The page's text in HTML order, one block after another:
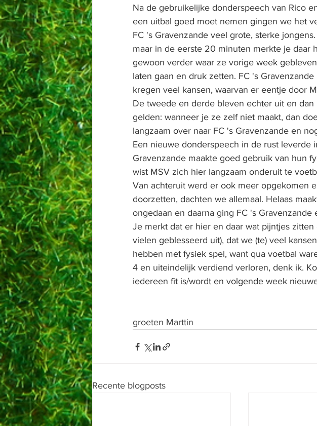
Na de gebruikelijke donderspeech van Rico
een uitbal goed moet nemen gingen we het
FC 's Gravenzande veel grote, sterke
maar in de eerste 20 minuten merkte je daar
gewoon verder waar ze vorige week
laten gaan en druk zetten. FC 's
kregen veel kansen, waarvan er eentje door
De tweede en derde bleven echter uit en
gelden: wanneer je ze zelf niet maakt, dan
langzaam over naar FC 's Gravenzande en
Een nieuwe donderspeech in de rust leverde
Gravenzande maakte goed gebruik van hun
wist MSV zich hier langzaam onderuit te
Van achteruit werd er ook meer opgekomen
doorzetten, dachten we allemaal. Helaas
ongedaan en daarna ging FC 's
Je merkt dat er hier en daar wat pijntjes
vielen geblesseerd uit), dat we (te) veel
hebben met fysiek spel, want qua voetbal
4 en uiteindelijk verdiend verloren, denk ik.
iedereen fit is/wordt en volgende week
groeten Marttin
Recente blogposts